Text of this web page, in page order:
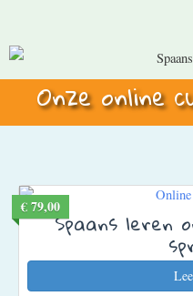
Onze online
€ 79,00Spaans leren